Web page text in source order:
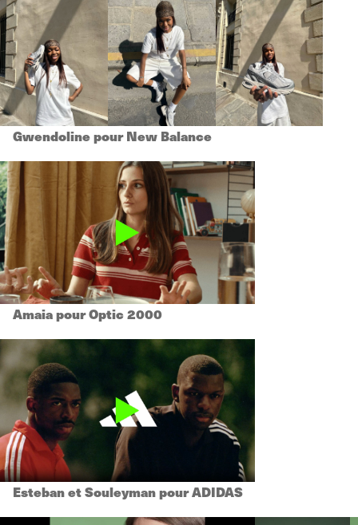
Gwendoline pour New Balance
Amaia pour Optic 2000
Esteban et Souleyman pour ADIDAS